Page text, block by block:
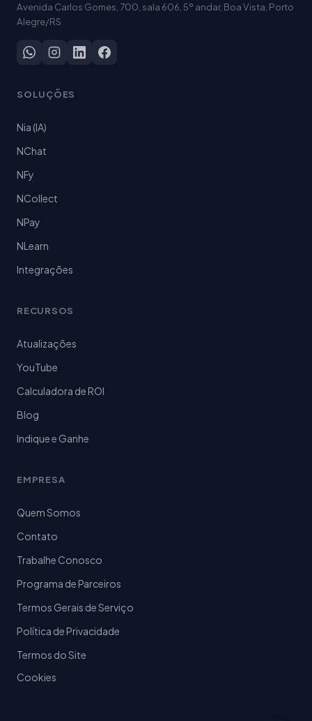
Avenida Carlos Gomes, 700, sala 606, 5º andar, Boa Vista, Porto
Alegre/RS
SOLUÇÕES
Nia (IA)
NChat
NFy
NCollect
NPay
NLearn
Integrações
RECURSOS
Atualizações
YouTube
Calculadora de ROI
Blog
Indique e Ganhe
EMPRESA
Quem Somos
Contato
Trabalhe Conosco
Programa de Parceiros
Termos Gerais de Serviço
Política de Privacidade
Termos do Site
Cookies